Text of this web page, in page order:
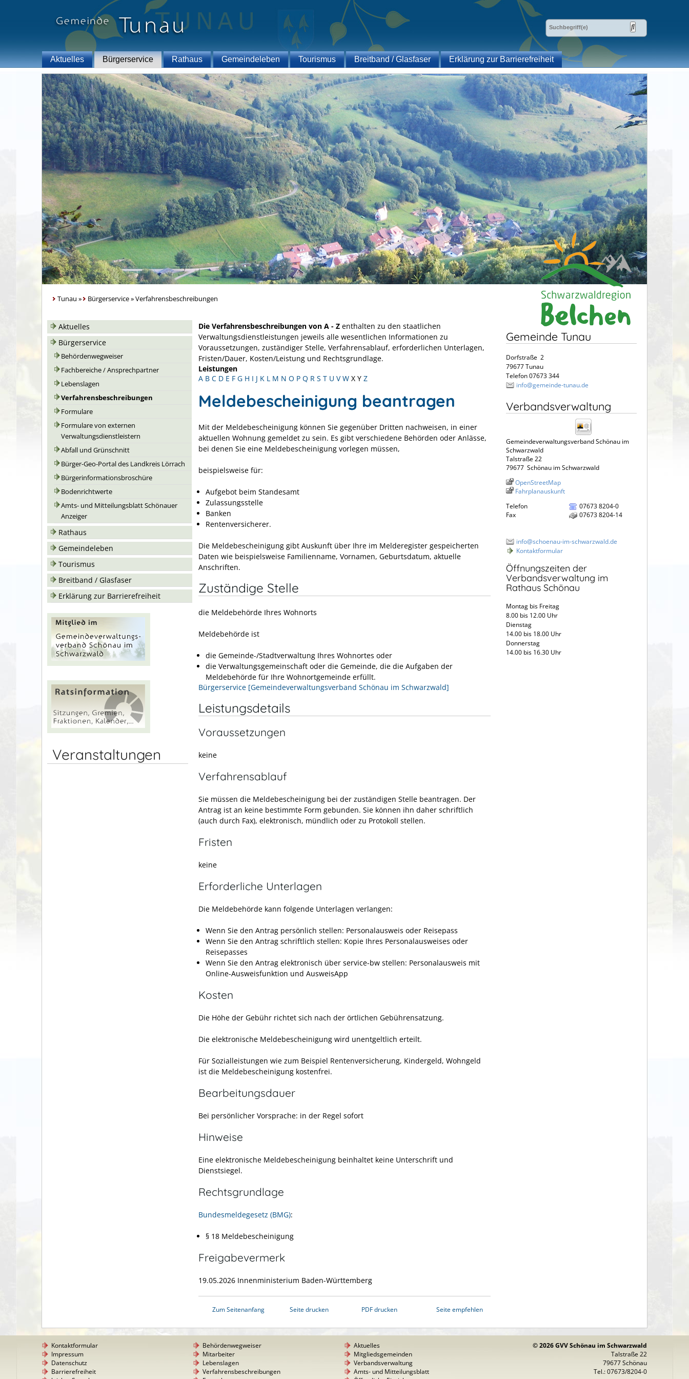
Aktuelles Bürgerservice Rathaus Gemeindeleben Tourismus Breitband / Glasfaser Erklärung zur Barrierefreiheit
Tunau » Bürgerservice»Verfahrensbeschreibungen
Aktuelles
Bürgerservice
Behördenwegweiser
Fachbereiche / Ansprechpartner
Lebenslagen
Verfahrensbeschreibungen
Formulare
Formulare von externen
Verwaltungsdienstleistern
Abfall und Grünschnitt
Bürger-Geo-Portal des Landkreis Lörrach
Bürgerinformationsbroschüre
Bodenrichtwerte
Amts- und Mitteilungsblatt Schönauer
Anzeiger
Rathaus
Gemeindeleben
Tourismus
Breitband / Glasfaser
Erklärung zur Barrierefreiheit
Veranstaltungen
Die Verfahrensbeschreibungen von A - Z enthalten zu den staatlichen
Verwaltungsdienstleistungen jeweils alle wesentlichen Informationen zu
Voraussetzungen, zuständiger Stelle, Verfahrensablauf, erforderlichen Unterlagen,
Fristen/Dauer, Kosten/Leistung und Rechtsgrundlage.
Leistungen
A B C D E F G H I J K L M N O P Q R S T U V W X Y Z
Meldebescheinigung beantragen
Mit der Meldebescheinigung können Sie gegenüber Dritten nachweisen, in einer
aktuellen Wohnung gemeldet zu sein. Es gibt verschiedene Behörden oder Anlässe,
bei denen Sie eine Meldebescheinigung vorlegen müssen,
beispielsweise für:
Aufgebot beim Standesamt
Zulassungsstelle
Banken
Rentenversicherer.
Die Meldebescheinigung gibt Auskunft über Ihre im Melderegister gespeicherten
Daten wie beispielsweise Familienname, Vornamen, Geburtsdatum, aktuelle
Anschriften.
Zuständige Stelle
die Meldebehörde Ihres Wohnorts
Meldebehörde ist
die Gemeinde-/Stadtverwaltung Ihres Wohnortes oder
die Verwaltungsgemeinschaft oder die Gemeinde, die die Aufgaben der
Meldebehörde für Ihre Wohnortgemeinde erfüllt.
Bürgerservice [Gemeindeverwaltungsverband Schönau im Schwarzwald]
Leistungsdetails
Voraussetzungen
keine
Verfahrensablauf
Sie müssen die Meldebescheinigung bei der zuständigen Stelle beantragen. Der
Antrag ist an keine bestimmte Form gebunden. Sie können ihn daher schriftlich
(auch durch Fax), elektronisch, mündlich oder zu Protokoll stellen.
Fristen
keine
Erforderliche Unterlagen
Die Meldebehörde kann folgende Unterlagen verlangen:
Wenn Sie den Antrag persönlich stellen: Personalausweis oder Reisepass
Wenn Sie den Antrag schriftlich stellen: Kopie Ihres Personalausweises oder
Reisepasses
Wenn Sie den Antrag elektronisch über service-bw stellen: Personalausweis mit
Online-Ausweisfunktion und AusweisApp
Kosten
Die Höhe der Gebühr richtet sich nach der örtlichen Gebührensatzung.
Die elektronische Meldebescheinigung wird unentgeltlich erteilt.
Für Sozialleistungen wie zum Beispiel Rentenversicherung, Kindergeld, Wohngeld
ist die Meldebescheinigung kostenfrei.
Bearbeitungsdauer
Bei persönlicher Vorsprache: in der Regel sofort
Hinweise
Eine elektronische Meldebescheinigung beinhaltet keine Unterschrift und
Dienstsiegel.
Rechtsgrundlage
Bundesmeldegesetz (BMG):
§ 18 Meldebescheinigung
Freigabevermerk
19.05.2026 Innenministerium Baden-Württemberg
Zum Seitenanfang Seite drucken PDF drucken Seite empfehlen
Gemeinde Tunau
Dorfstraße 2
79677 Tunau
Telefon 07673 344
info@gemeinde-tunau.de
Verbandsverwaltung
Gemeindeverwaltungsverband Schönau im
Schwarzwald
Talstraße 22
79677 Schönau im Schwarzwald
OpenStreetMap
Fahrplanauskunft
Telefon
07673 8204-0
Fax
07673 8204-14
info@schoenau-im-schwarzwald.de
Kontaktformular
Öffnungszeiten der
Verbandsverwaltung im
Rathaus Schönau
Montag bis Freitag
8.00 bis 12.00 Uhr
Dienstag
14.00 bis 18.00 Uhr
Donnerstag
14.00 bis 16.30 Uhr
Kontaktformular
Impressum
Datenschutz
Barrierefreiheit
Behördenwegweiser
Mitarbeiter
Lebenslagen
Verfahrensbeschreibungen
Aktuelles
Mitgliedsgemeinden
Verbandsverwaltung
Amts- und Mitteilungsblatt
© 2026 GVV Schönau im Schwarzwald
Talstraße 22
79677 Schönau
Tel.: 07673/8204-0